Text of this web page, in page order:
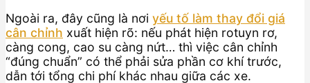
Ngoài ra, đây cũng là nơi yếu tố làm thay đổi giá
cân chỉnh xuất hiện rõ: nếu phát hiện rotuyn rơ,
càng cong, cao su càng nứt… thì việc cân chỉnh
“đúng chuẩn” có thể phải sửa phần cơ khí trước,
dẫn tới tổng chi phí khác nhau giữa các xe.